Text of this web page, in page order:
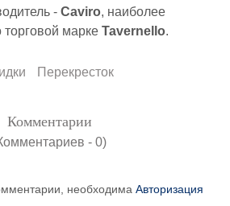
- Caviro, наиболее
торговой марке Tavernello.
Перекресток
Комментарии
- 0)
необходима Авторизация